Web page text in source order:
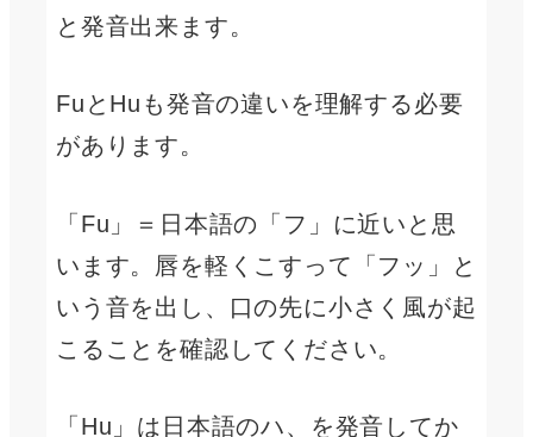
と発音出来ます。
FuとHuも発音の違いを理解する必要
があります。
「Fu」＝日本語の「フ」に近いと思
います。唇を軽くこすって「フッ」と
いう音を出し、口の先に小さく風が起
こることを確認してください。
「Hu」は日本語のハ、を発音してか